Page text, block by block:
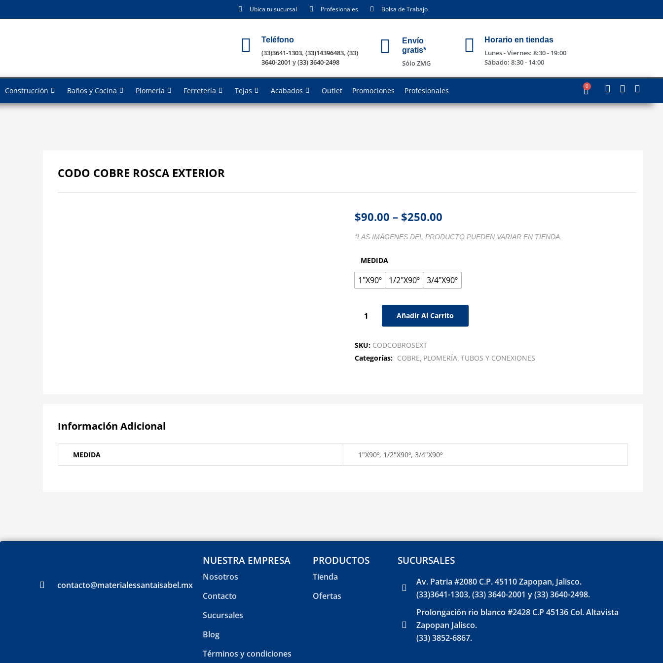
Ubica tu sucursal Profesionales Bolsa de Trabajo
Teléfono
(33)3641-1303, (33)14396483, (33)
3640-2001 y(33) 3640-2498
Envío
gratis*
Sólo ZMG
Horario en tiendas
Lunes - Viernes: 8:30 - 19:00
Sábado: 8:30 - 14:00
Construcción Baños y Cocina Plomería Ferretería Tejas Acabados Outlet Promociones Profesionales 0
CODO COBRE ROSCA EXTERIOR
$90.00 – $250.00
*LAS IMÁGENES DEL PRODUCTO PUEDEN VARIAR EN TIENDA.
MEDIDA
1"X90º 1/2"X90º 3/4"X90º
Añadir Al Carrito
SKU: CODCOBROSEXT
Categorías: COBRE PLOMERÍA TUBOS Y CONEXIONES
Información Adicional
MEDIDA 1"X90º, 1/2"X90º, 3/4"X90º
contacto@materialessantaisabel.mx
NUESTRA EMPRESA
Nosotros
Contacto
Sucursales
Blog
Términos y condiciones
PRODUCTOS
Tienda
Ofertas
SUCURSALES
Av. Patria #2080 C.P. 45110 Zapopan, Jalisco.
(33)3641-1303, (33) 3640-2001 y (33) 3640-2498.
Prolongación rio blanco #2428 C.P 45136 Col. Altavista
Zapopan Jalisco.
(33) 3852-6867.